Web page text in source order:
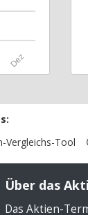
Dez
Vergleichs-Tool
Über das
Das Aktien-